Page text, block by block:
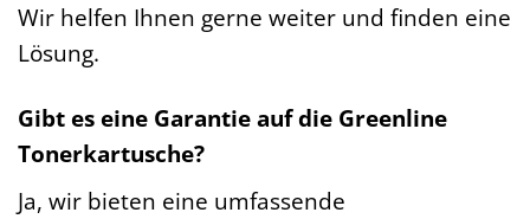
Wir helfen Ihnen gerne weiter und finden eine
Lösung.
Gibt es eine Garantie auf die Greenline
Tonerkartusche?
Ja, wir bieten eine umfassende